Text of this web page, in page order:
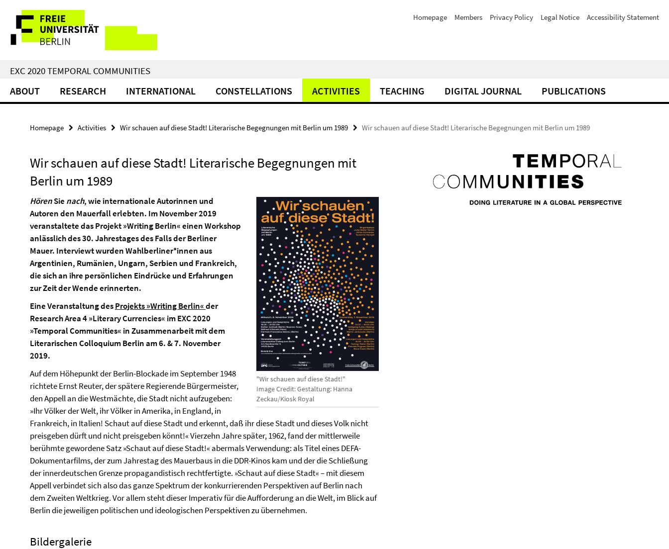
direkt
Inhalt
Service
Navigation
Homepage Members Privacy Policy Legal Notice Accessibility Statement
EXC 2020 TEMPORAL COMMUNITIES
ABOUT RESEARCH INTERNATIONAL CONSTELLATIONS ACTIVITIES TEACHING DIGITAL JOURNAL PUBLICATIONS
Homepage Activities Wir schauen auf diese Stadt! Literarische Begegnungen mit Berlin um 1989 Wir schauen auf diese Stadt! Literarische Begegnungen mit Berlin um 1989
Wir schauen auf diese Stadt! Literarische Begegnungen mit
Berlin um 1989
"Wir schauen auf diese Stadt!"
Image Credit: Gestaltung: Hanna
Zeckau/Kiosk Royal
HörenSie nach, wie internationale Autorinnen und
Autoren den Mauerfall erlebten. Im November 2019
veranstaltete das Projekt»Writing Berlin«einen Workshop
anlässlich des 30. Jahrestages des Falls der Berliner
Mauer. Interviewt wurden Wahlberliner*innen aus
Argentinien, Rumänien, Ungarn, Serbien und Frankreich,
die sich an ihre persönlichen Eindrücke und Erfahrungen
zur Zeit der Wende erinnerten.
Eine Veranstaltung desProjekts »Writing Berlin«der
Research Area 4 »Literary Currencies« im EXC 2020
»Temporal Communities« in Zusammenarbeit mit dem
Literarischen Colloquium Berlin am 6. & 7. November
2019.
Auf dem Höhepunkt der Berlin-Blockade im September 1948
richtete Ernst Reuter, der spätere Regierende Bürgermeister,
den Appell an die Westmächte, die Stadt nicht aufzugeben:
»Ihr Völker der Welt, ihr Völker in Amerika, in England, in
Frankreich, in Italien! Schaut auf diese Stadt und erkennt, daß ihr diese Stadt und dieses Volk nicht
preisgeben dürft und nicht preisgeben könnt!« Vierzehn Jahre später, 1962, fand der mittlerweile
berühmte gewordene Satz »Schaut auf diese Stadt!« abermals Verwendung: als Titel eines DEFA-
Dokumentarfilms, der zum Jahrestag des Mauerbaus in die DDR-Kinos kam und der die Schließung
der innerdeutschen Grenze propagandistisch rechtfertigte. »Schaut auf diese Stadt« – mit diesem
Appell verbindet sich also das ganze Spektrum der konkurrierenden Perspektiven auf Berlin nach
dem Zweiten Weltkrieg. Vor allem steht dieser Imperativ für die Aufforderung an die Welt, im Blick auf
Berlin die jeweiligen politischen und ideologischen Perspektiven zu übernehmen.
Bildergalerie